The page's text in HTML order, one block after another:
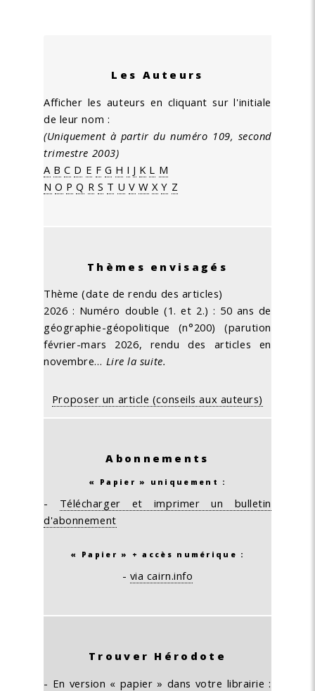
Les Auteurs
Afficher les auteurs en cliquant sur l'initiale
de leur nom :
(Uniquement à partir du numéro 109, second
trimestre 2003)
A B C D E F G H I J K L M
N O P Q R S T U V W X Y Z
Thèmes envisagés
Thème (date de rendu des articles)
2026 : Numéro double (1. et 2.) : 50 ans de
géographie-géopolitique (n°200) (parution
février-mars 2026, rendu des articles en
novembre… Lire la suite.
Proposer un article (conseils aux auteurs)
Abonnements
« Papier » uniquement :
- Télécharger et imprimer un bulletin
d'abonnement
« Papier » + accès numérique :
- via cairn.info
Trouver Hérodote
- En version « papier » dans votre librairie :